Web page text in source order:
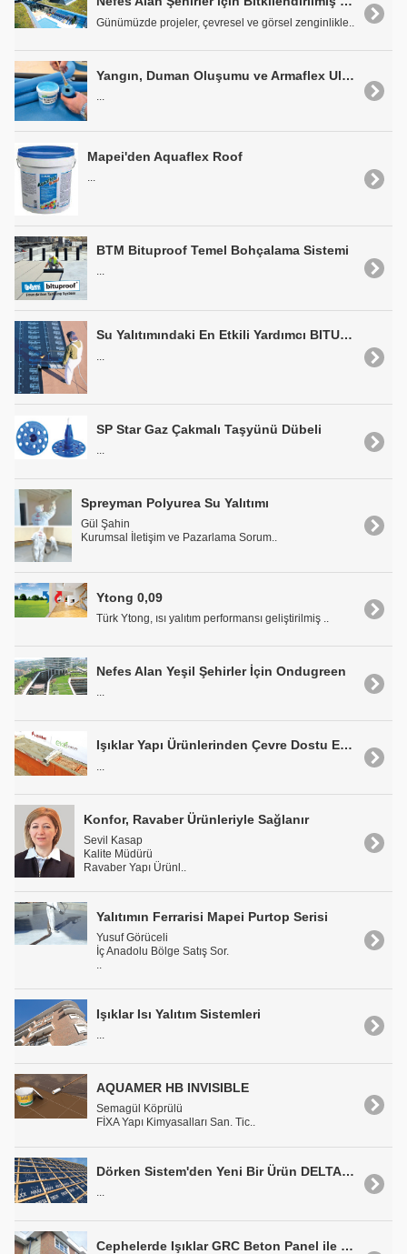
Günümüzde projeler, çevresel ve görsel zenginlikle..
Yangın, Duman Oluşumu ve Armaflex Ultima
...
Mapei'den Aquaflex Roof
...
BTM Bituproof Temel Bohçalama Sistemi
...
Su Yalıtımındaki En Etkili Yardımcı BITULINE
SP Star Gaz Çakmalı Taşyünü Dübeli
...
Spreyman Polyurea Su Yalıtımı
Gül Şahin
Kurumsal İletişim ve Pazarlama Sorum..
Ytong 0,09
Türk Ytong, ısı yalıtım performansı geliştirilmiş ..
Nefes Alan Yeşil Şehirler İçin Ondugreen
...
Işıklar Yapı Ürünlerinden Çevre Dostu Ekoklinker Yapı Elemanı
Konfor, Ravaber Ürünleriyle Sağlanır
Sevil Kasap
Kalite Müdürü
Ravaber Yapı Ürünl..
Yalıtımın Ferrarisi Mapei Purtop Serisi
Yusuf Görüceli
İç Anadolu Bölge Satış Sor.
..
Işıklar Isı Yalıtım Sistemleri
...
AQUAMER HB INVISIBLE
Semagül Köprülü
FİXA Yapı Kimyasalları San. Tic..
Dörken Sistem'den Yeni Bir Ürün DELTA®-MAXX X
...
Cephelerde Işıklar GRC Beton Panel ile Işıklar Kaplama Tuğla Uygulaması